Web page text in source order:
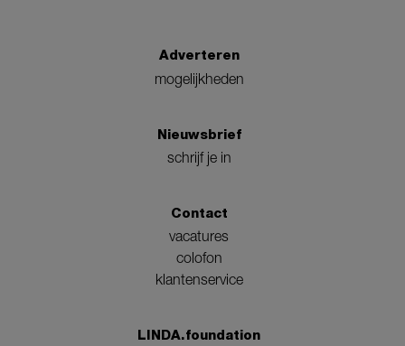
Adverteren
mogelijkheden
Nieuwsbrief
schrijf je in
Contact
vacatures
colofon
klantenservice
LINDA.foundation